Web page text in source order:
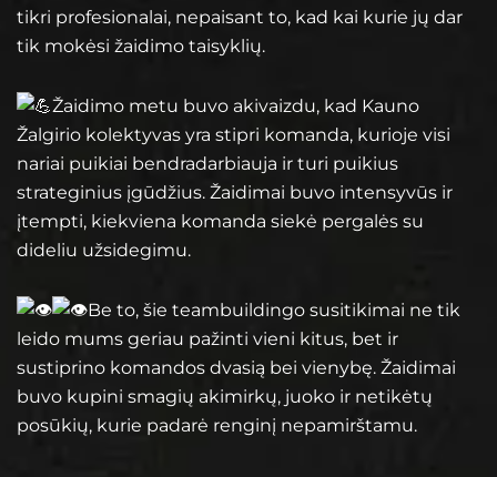
tikri profesionalai, nepaisant to, kad kai kurie jų dar
tik mokėsi žaidimo taisyklių.
Žaidimo metu buvo akivaizdu, kad Kauno
Žalgirio kolektyvas yra stipri komanda, kurioje visi
nariai puikiai bendradarbiauja ir turi puikius
strateginius įgūdžius. Žaidimai buvo intensyvūs ir
įtempti, kiekviena komanda siekė pergalės su
dideliu užsidegimu.
Be to, šie teambuildingo susitikimai ne tik
leido mums geriau pažinti vieni kitus, bet ir
sustiprino komandos dvasią bei vienybę. Žaidimai
buvo kupini smagių akimirkų, juoko ir netikėtų
posūkių, kurie padarė renginį nepamirštamu.